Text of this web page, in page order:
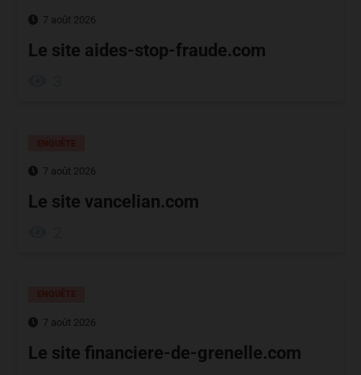
7 août 2026
Le site aides-stop-fraude.com
7 août 2026
Le site vancelian.com
7 août 2026
Le site financiere-de-grenelle.com